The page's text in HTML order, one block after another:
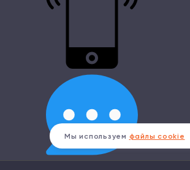
Мы используем файлы cookie